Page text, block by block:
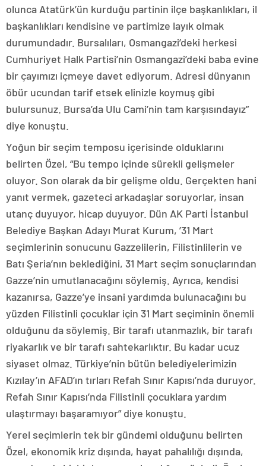
olunca Atatürk’ün kurduğu partinin ilçe başkanlıkları, il
başkanlıkları kendisine ve partimize layık olmak
durumundadır. Bursalıları, Osmangazi’deki herkesi
Cumhuriyet Halk Partisi’nin Osmangazi’deki baba evine
bir çayımızı içmeye davet ediyorum. Adresi dünyanın
öbür ucundan tarif etsek elinizle koymuş gibi
bulursunuz. Bursa’da Ulu Cami’nin tam karşısındayız”
diye konuştu.
Yoğun bir seçim temposu içerisinde olduklarını
belirten Özel, “Bu tempo içinde sürekli gelişmeler
oluyor. Son olarak da bir gelişme oldu. Gerçekten hani
yanıt vermek, gazeteci arkadaşlar soruyorlar, insan
utanç duyuyor, hicap duyuyor. Dün AK Parti İstanbul
Belediye Başkan Adayı Murat Kurum, ’31 Mart
seçimlerinin sonucunu Gazzelilerin, Filistinlilerin ve
Batı Şeria’nın beklediğini, 31 Mart seçim sonuçlarından
Gazze’nin umutlanacağını söylemiş. Ayrıca, kendisi
kazanırsa, Gazze’ye insani yardımda bulunacağını bu
yüzden Filistinli çocuklar için 31 Mart seçiminin önemli
olduğunu da söylemiş. Bir tarafı utanmazlık, bir tarafı
riyakarlık ve bir tarafı sahtekarlıktır. Bu kadar ucuz
siyaset olmaz. Türkiye’nin bütün belediyelerimizin
Kızılay’ın AFAD’ın tırları Refah Sınır Kapısı’nda duruyor.
Refah Sınır Kapısı’nda Filistinli çocuklara yardım
ulaştırmayı başaramıyor” diye konuştu.
Yerel seçimlerin tek bir gündemi olduğunu belirten
Özel, ekonomik kriz dışında, hayat pahalılığı dışında,